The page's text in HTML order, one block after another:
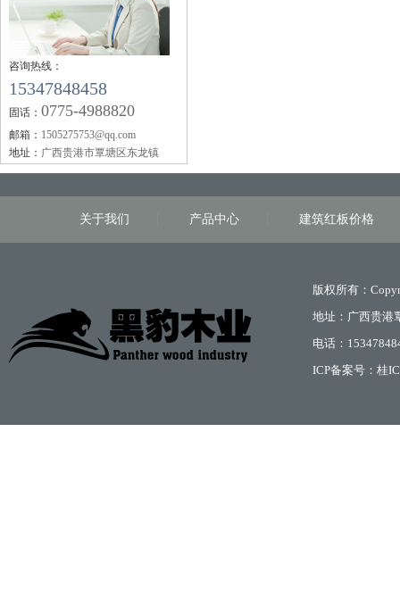
咨询热线：
15347848458
固话： 0775-4988820
邮箱： 1505275753@qq.com
地址： 广西贵港市覃塘区东龙镇
关于我们 产品中心 建筑红板价格
版权所有：
地址：广西贵港
电话：
ICP备案号： 桂